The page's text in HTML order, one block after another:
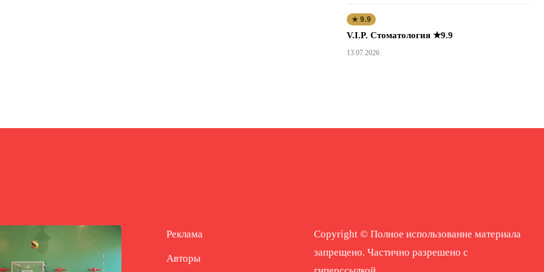
★ 9.9
V.I.P. Стоматология ★9.9
13.07.2026
Реклама
Авторы
Copyright © Полное использование материала
запрещено. Частично разрешено с